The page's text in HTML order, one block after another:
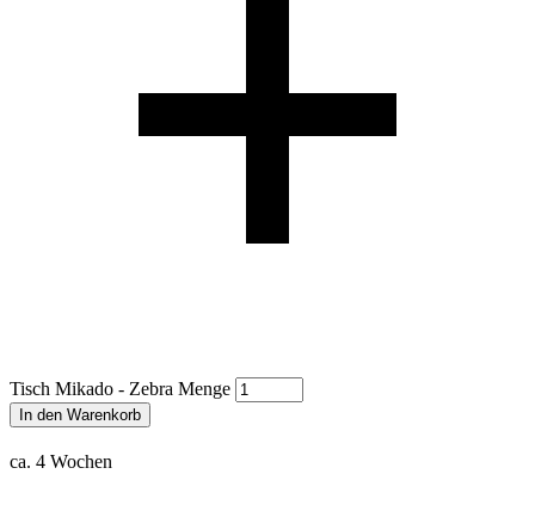
Tisch Mikado - Zebra Menge
In den Warenkorb
ca. 4 Wochen